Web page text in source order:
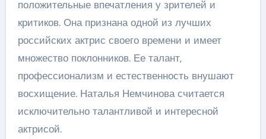
положительные впечатления у зрителей и
критиков. Она признана одной из лучших
российских актрис своего времени и имеет
множество поклонников. Ее талант,
профессионализм и естественность внушают
восхищение. Наталья Немчинова считается
исключительно талантливой и интересной
актрисой.